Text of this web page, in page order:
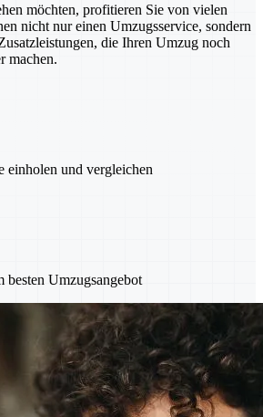
möchten, profitieren Sie von vielen
nicht nur einen Umzugsservice, sondern
die Ihren Umzug noch
machen.
einholen und vergleichen
besten Umzugsangebot